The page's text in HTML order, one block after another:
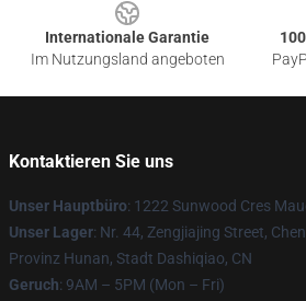
Internationale Garantie
Im Nutzungsland angeboten
Kontaktieren Sie uns
Unser Hauptbüro: 1222 Sunwood Cres
Unser Lager: Nr. 44, Zengjiajing Street,
Provinz Hunan, Stadt Dashiqiao, CN
Geruch: 9AM – 5PM (Mon – Fri)